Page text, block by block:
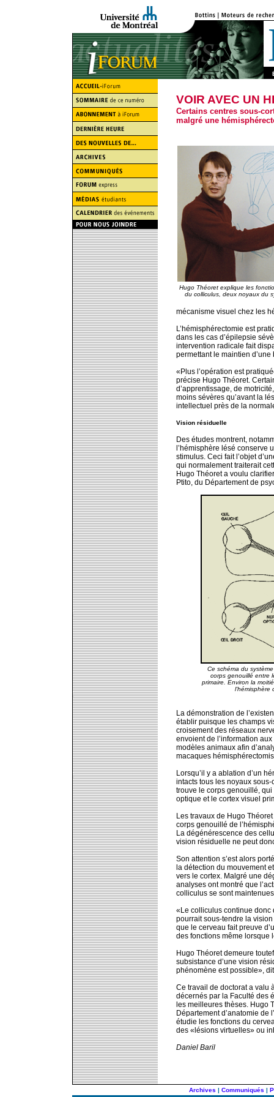
VOIR AVEC UN
Certains centres sous-
malgré une
Hugo Théoret explique les
du colliculus, deux noyaux du
mécanisme visuel chez les
L’hémisphérectomie est
dans les cas d’épilepsie
intervention radicale fait
permettant le maintien
«Plus l’opération est
précise Hugo Théoret.
d’apprentissage, de
moins sévères qu’avant la
intellectuel près de la
Vision résiduelle
Des études montrent,
l’hémisphère lésé conserve
stimulus. Ceci fait l’objet
qui normalement traiterait
Hugo Théoret a voulu
Ptito, du Département de
Ce schéma du
corps genouillé entre
primaire. Environ la
La démonstration de
établir puisque les champs
croisement des réseaux
envoient de l’information
modèles animaux afin
macaques
Lorsqu’il y a ablation d’un
intacts tous les noyaux
trouve le corps genouillé,
optique et le cortex visuel
Les travaux de Hugo
corps genouillé de
La dégénérescence des
vision résiduelle ne peut
Son attention s’est alors
la détection du mouvement
vers le cortex. Malgré une
analyses ont montré que
colliculus se sont
«Le colliculus continue donc
pourrait sous-tendre la
que le cerveau fait preuve
des fonctions même lorsque
Hugo Théoret demeure
subsistance d’une vision
phénomène est possible»,
Ce travail de doctorat a valu
décernés par la Faculté des
les meilleures thèses. Hugo
Département d’anatomie de
étudie les fonctions du
des «lésions virtuelles» ou
Daniel Baril
Archives | Communiqués |